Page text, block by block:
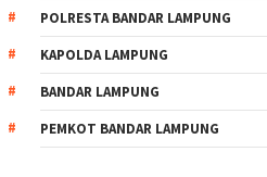
POLRESTA BANDAR LAMPUNG
KAPOLDA LAMPUNG
BANDAR LAMPUNG
PEMKOT BANDAR LAMPUNG